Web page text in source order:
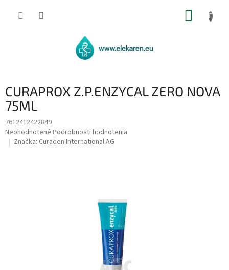
CURAPROX Z.P.ENZYCAL ZERO NOVA
75ML
7612412422849
Priemerné
hodnotenie
Neohodnotené Podrobnosti hodnotenia
Značka: Curaden International AG